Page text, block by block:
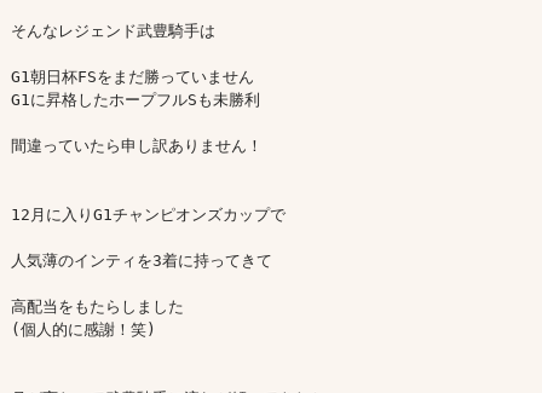
そんなレジェンド武豊騎手は
G1朝日杯FSをまだ勝っていません
G1に昇格したホープフルSも未勝利
間違っていたら申し訳ありません！
12月に入りG1チャンピオンズカップで
人気薄のインティを3着に持ってきて
高配当をもたらしました
(個人的に感謝！笑)